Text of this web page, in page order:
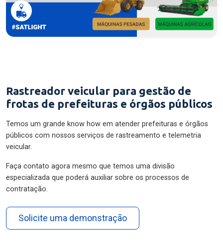
Rastreador veicular para gestão de
frotas de prefeituras e órgãos públicos
Temos um grande know how em atender prefeituras e órgãos
públicos com nossos serviços de rastreamento e telemetria
veicular.
Faça contato agora mesmo que temos uma divisão
especializada que poderá auxiliar sobre os processos de
contratação.
Solicite uma demonstração